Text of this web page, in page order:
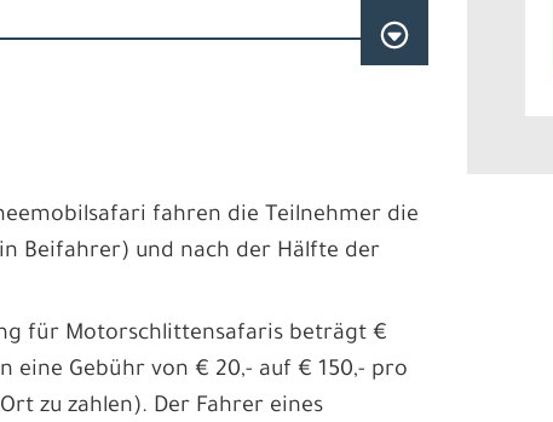
fahren die Teilnehmer die
Beifahrer) und nach der Hälfte der
für Motorschlittensafaris beträgt €
eine Gebühr von € 20,- auf € 150,- pro
zu zahlen). Der Fahrer eines